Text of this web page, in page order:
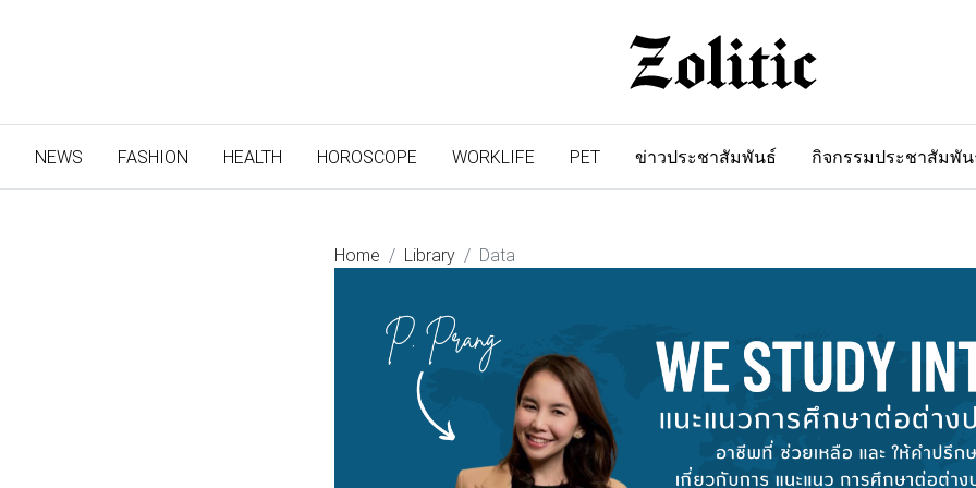
NEWS (CURRENT)
FASHION HEALTH HOROSCOPE WORKLIFE PET ข่าวประชาสัมพันธ์ กิจกรรมประชาสัมพั
Home Library Data